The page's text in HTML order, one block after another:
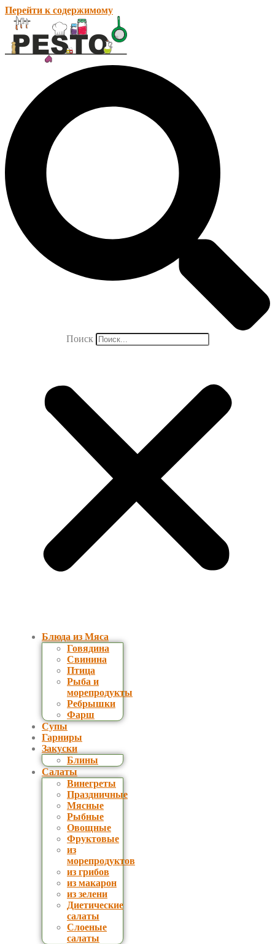
Перейти к содержимому
Поиск
Блюда из Мяса
Говядина
Свинина
Птица
Рыба и
морепродукты
Ребрышки
Фарш
Супы
Гарниры
Закуски
Блины
Салаты
Винегреты
Праздничные
Мясные
Рыбные
Овощные
Фруктовые
из
морепродуктов
из грибов
из макарон
из зелени
Диетические
салаты
Слоеные
салаты